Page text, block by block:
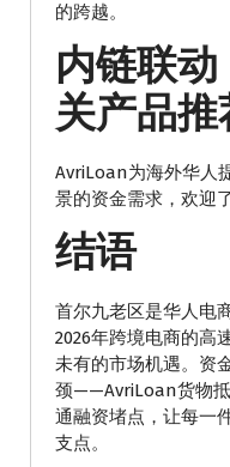
的跨越。
内链联
关产品推
AvriLoan为海外华人
景的资金需求，欢迎
结语
首尔九老区是华人电
2026年跨境电商的高
未有的市场机遇。资
颈——AvriLoan货物
通融资堵点，让每一
支点。